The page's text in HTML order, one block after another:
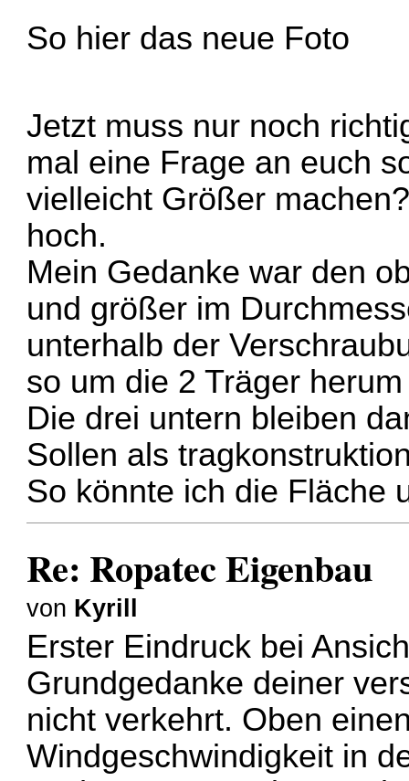
So hier das neue Foto
Jetzt muss nur noch
mal eine Frage an euch
vielleicht Größer
hoch.
Mein Gedanke war den
und größer im
unterhalb der
so um die 2 Träger
Die drei untern bleiben
Sollen als
So könnte ich die Fläche
Re: Ropatec Eigenbau
von Kyrill
Erster Eindruck bei
Grundgedanke deiner
nicht verkehrt. Oben
Windgeschwindigkeit in